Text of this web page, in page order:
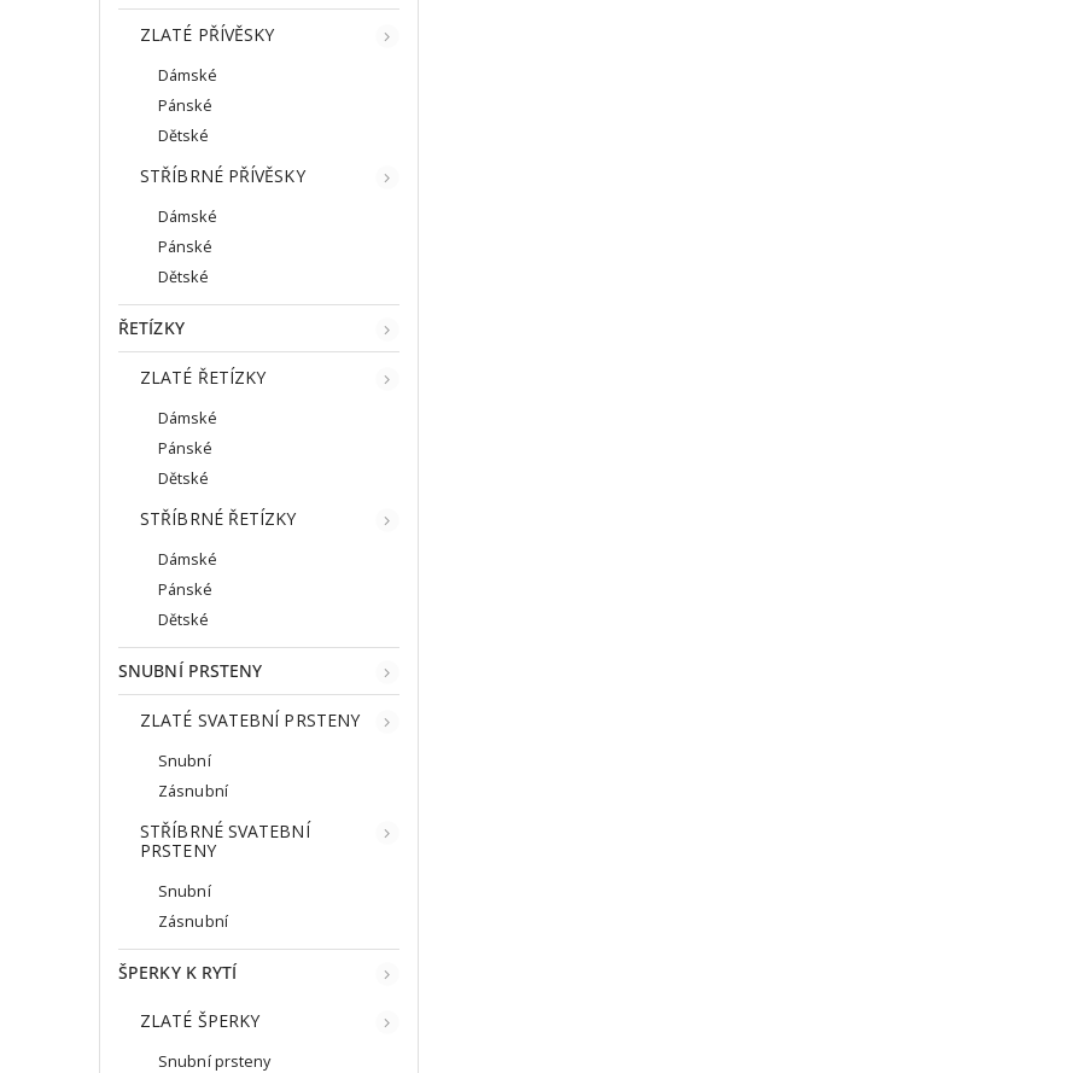
ZLATÉ PŘÍVĚSKY
Dámské
Pánské
Dětské
STŘÍBRNÉ PŘÍVĚSKY
Dámské
Pánské
Dětské
ŘETÍZKY
ZLATÉ ŘETÍZKY
Dámské
Pánské
Dětské
STŘÍBRNÉ ŘETÍZKY
Dámské
Pánské
Dětské
SNUBNÍ PRSTENY
ZLATÉ SVATEBNÍ PRSTENY
Snubní
Zásnubní
STŘÍBRNÉ SVATEBNÍ
PRSTENY
Snubní
Zásnubní
ŠPERKY K RYTÍ
ZLATÉ ŠPERKY
Snubní prsteny